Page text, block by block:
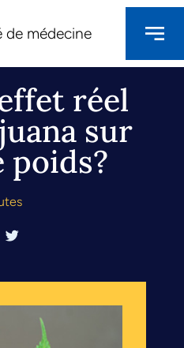
de médecine
réel
sur
poids?